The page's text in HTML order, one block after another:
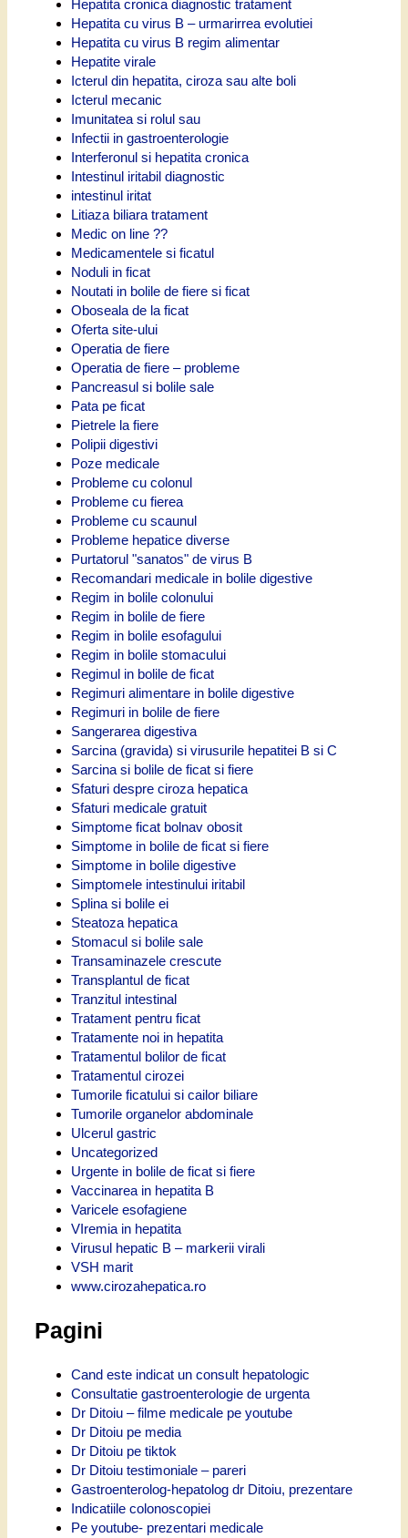
Hepatita cronica diagnostic tratament
Hepatita cu virus B – urmarirrea evolutiei
Hepatita cu virus B regim alimentar
Hepatite virale
Icterul din hepatita, ciroza sau alte boli
Icterul mecanic
Imunitatea si rolul sau
Infectii in gastroenterologie
Interferonul si hepatita cronica
Intestinul iritabil diagnostic
intestinul iritat
Litiaza biliara tratament
Medic on line ??
Medicamentele si ficatul
Noduli in ficat
Noutati in bolile de fiere si ficat
Oboseala de la ficat
Oferta site-ului
Operatia de fiere
Operatia de fiere – probleme
Pancreasul si bolile sale
Pata pe ficat
Pietrele la fiere
Polipii digestivi
Poze medicale
Probleme cu colonul
Probleme cu fierea
Probleme cu scaunul
Probleme hepatice diverse
Purtatorul "sanatos" de virus B
Recomandari medicale in bolile digestive
Regim in bolile colonului
Regim in bolile de fiere
Regim in bolile esofagului
Regim in bolile stomacului
Regimul in bolile de ficat
Regimuri alimentare in bolile digestive
Regimuri in bolile de fiere
Sangerarea digestiva
Sarcina (gravida) si virusurile hepatitei B si C
Sarcina si bolile de ficat si fiere
Sfaturi despre ciroza hepatica
Sfaturi medicale gratuit
Simptome ficat bolnav obosit
Simptome in bolile de ficat si fiere
Simptome in bolile digestive
Simptomele intestinului iritabil
Splina si bolile ei
Steatoza hepatica
Stomacul si bolile sale
Transaminazele crescute
Transplantul de ficat
Tranzitul intestinal
Tratament pentru ficat
Tratamente noi in hepatita
Tratamentul bolilor de ficat
Tratamentul cirozei
Tumorile ficatului si cailor biliare
Tumorile organelor abdominale
Ulcerul gastric
Uncategorized
Urgente in bolile de ficat si fiere
Vaccinarea in hepatita B
Varicele esofagiene
VIremia in hepatita
Virusul hepatic B – markerii virali
VSH marit
www.cirozahepatica.ro
Pagini
Cand este indicat un consult hepatologic
Consultatie gastroenterologie de urgenta
Dr Ditoiu – filme medicale pe youtube
Dr Ditoiu pe media
Dr Ditoiu pe tiktok
Dr Ditoiu testimoniale – pareri
Gastroenterolog-hepatolog dr Ditoiu, prezentare
Indicatiile colonoscopiei
Pe youtube- prezentari medicale